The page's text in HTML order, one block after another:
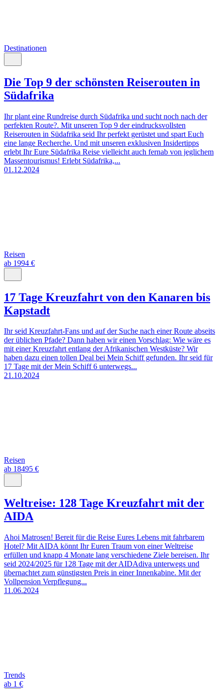
Destinationen
Die Top 9 der schönsten Reiserouten in
Südafrika
Ihr plant eine Rundreise durch Südafrika und sucht noch nach der
perfekten Route?. Mit unseren Top 9 der eindrucksvollsten
Reiserouten in Südafrika seid Ihr perfekt gerüstet und spart Euch
eine lange Recherche. Und mit unseren exklusiven Insidertipps
erlebt Ihr Eure Südafrika Reise vielleicht auch fernab von jeglichem
Massentourismus! Erlebt Südafrika,...
01.12.2024
Reisen
ab 1994 €
17 Tage Kreuzfahrt von den Kanaren bis
Kapstadt
Ihr seid Kreuzfahrt-Fans und auf der Suche nach einer Route abseits
der üblichen Pfade? Dann haben wir einen Vorschlag: Wie wäre es
mit einer Kreuzfahrt entlang der Afrikanischen Westküste? Wir
haben dazu einen tollen Deal bei Mein Schiff gefunden. Ihr seid für
17 Tage mit der Mein Schiff 6 unterwegs...
21.10.2024
Reisen
ab 18495 €
Weltreise: 128 Tage Kreuzfahrt mit der
AIDA
Ahoi Matrosen! Bereit für die Reise Eures Lebens mit fahrbarem
Hotel? Mit AIDA könnt Ihr Euren Traum von einer Weltreise
erfüllen und knapp 4 Monate lang verschiedene Ziele bereisen. Ihr
seid 2024/2025 für 128 Tage mit der AIDAdiva unterwegs und
übernachtet zum günstigsten Preis in einer Innenkabine. Mit der
Vollpension Verpflegung...
11.06.2024
Trends
ab 1 €